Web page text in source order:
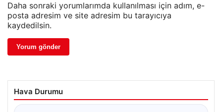
Daha sonraki yorumlarımda kullanılması için adım, e-
posta adresim ve site adresim bu tarayıcıya
kaydedilsin.
Hava Durumu